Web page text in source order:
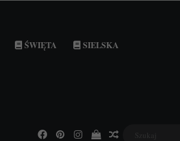
ŚWIĘTA SIELSKA
Facebook
PinterestInstagramPodejrzyj swój koszyk
Losowy wpis